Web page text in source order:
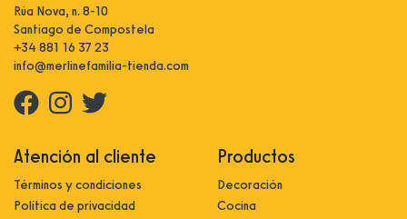
Rúa Nova, n. 8-10
Santiago de Compostela
+34 881 16 37 23
info@merlinefamilia-tienda.com
Atención al cliente
Términos y condiciones
Política de privacidad
Productos
Decoración
Cocina